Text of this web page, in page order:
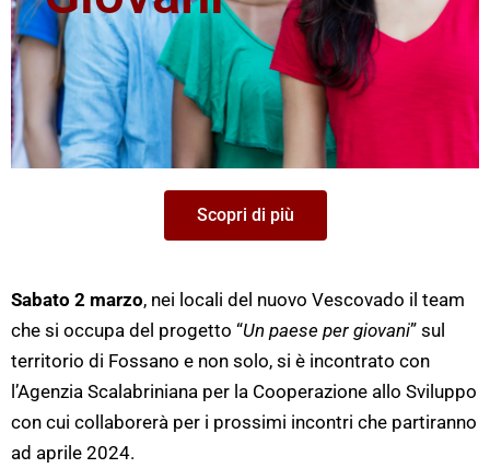
Scopri di più
Sabato 2 marzo, nei locali del nuovo Vescovado il team
che si occupa del progetto “Un paese per giovani” sul
territorio di Fossano e non solo, si è incontrato con
l’Agenzia Scalabriniana per la Cooperazione allo Sviluppo
con cui collaborerà per i prossimi incontri che partiranno
ad aprile 2024.